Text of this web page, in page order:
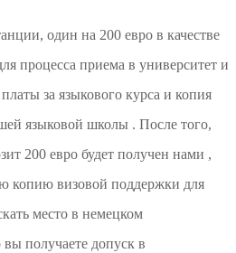
один на 200 евро в качестве
процесса приема в университет и
за языкового курса и копия
языковой школы . После того,
200 евро будет получен нами ,
визовой поддержки для
место в немецком
вы получаете допуск в